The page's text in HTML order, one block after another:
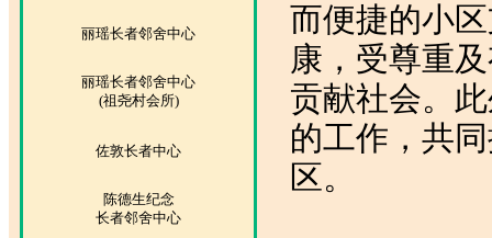
丽瑶长者邻舍中心
丽瑶长者邻舍中心
(祖尧村会所)
佐敦长者中心
陈德生纪念
长者邻舍中心
而便捷的小
康，受尊重
贡献社会。
的工作，共
区。